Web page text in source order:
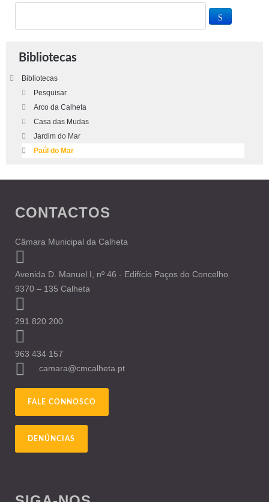
Bibliotecas
Bibliotecas
Pesquisar
Arco da Calheta
Casa das Mudas
Jardim do Mar
Paúl do Mar
CONTACTOS
Câmara Municipal da Calheta
Avenida D. Manuel I, nº 46 - Edifício Paços do Concelho
9370 – 135 Calheta
291 820 200
963 434 157
camara@cmcalheta.pt
FALE CONNOSCO
DENÚNCIAS